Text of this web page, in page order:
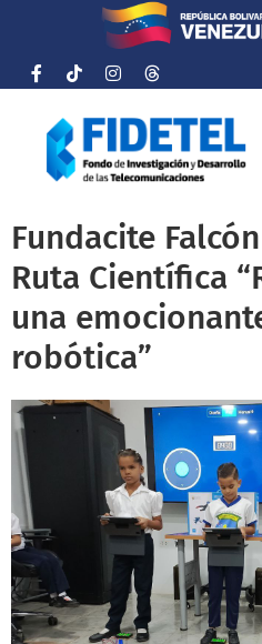
Fundacite
Ruta Científica
una
robótica”